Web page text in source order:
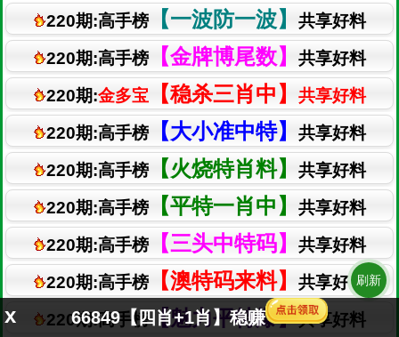
66849【四肖+1肖】稳赚
x
刷新